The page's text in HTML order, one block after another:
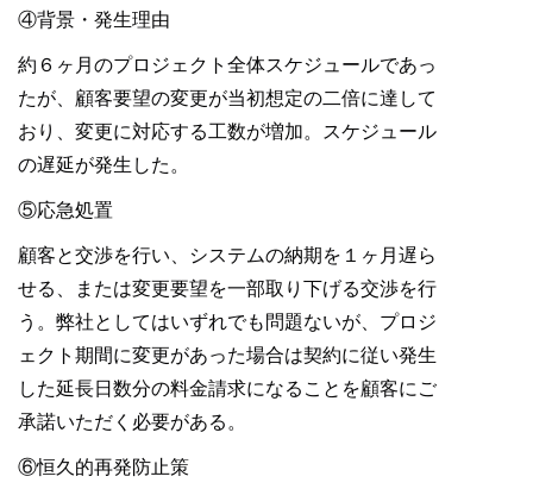
④背景・発生理由
約６ヶ月のプロジェクト全体スケジュールであっ
たが、顧客要望の変更が当初想定の二倍に達して
おり、変更に対応する工数が増加。スケジュール
の遅延が発生した。
⑤応急処置
顧客と交渉を行い、システムの納期を１ヶ月遅ら
せる、または変更要望を一部取り下げる交渉を行
う。弊社としてはいずれでも問題ないが、プロジ
ェクト期間に変更があった場合は契約に従い発生
した延長日数分の料金請求になることを顧客にご
承諾いただく必要がある。
⑥恒久的再発防止策